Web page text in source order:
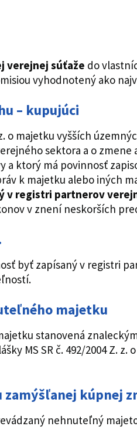
verejnej súťaže do
vyhodnotený ako
– kupujúci
o majetku vyšších
sektora a o
a ktorý má povinnosť
k majetku alebo iných
v registri partnerov
v znení neskorších
byť zapísaný v registri
majetku
stanovená
MS SR č. 492/2004
zamýšľanej kúpnej
nehnuteľný